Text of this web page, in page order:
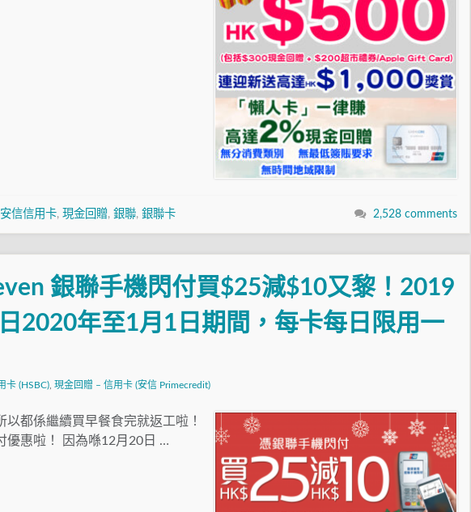
安信信用卡, 現金回贈, 銀聯, 銀聯卡 2,528 comments
銀聯手機閃付買$25減$10又黎！2019
2020年至1月1日期間，每卡每日限用一
卡 (HSBC) 現金回贈 – 信用卡 (安信 Primecredit)
都係繼續買早餐食完就返工啦！
優惠啦！ 因為喺12月20日 …